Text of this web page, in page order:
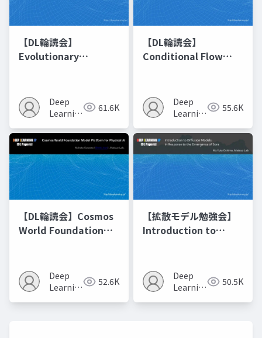
【DL輪読会】
Evolutionary
Recipes モデルマージ
の進化的最適化
Deep
Learning
61.6K
【DL輪読会】
Conditional Flow
Deep
Learning
55.6K
【DL輪読会】Cosmos
World Foundation
Deep
Learning
52.6K
【拡散モデル勉強会】
Introduction to
Deep
Learning
50.5K